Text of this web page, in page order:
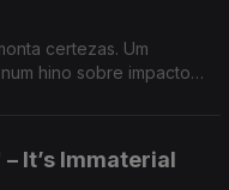
certezas. Um
hino sobre impacto
It’s Immaterial